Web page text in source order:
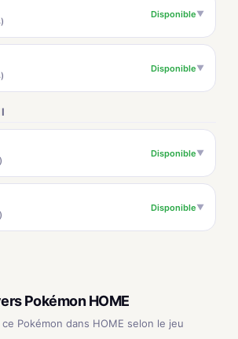
Disponible▼
Disponible▼
Disponible▼
Disponible▼
Pokémon HOME
Pokémon dans HOME selon le jeu